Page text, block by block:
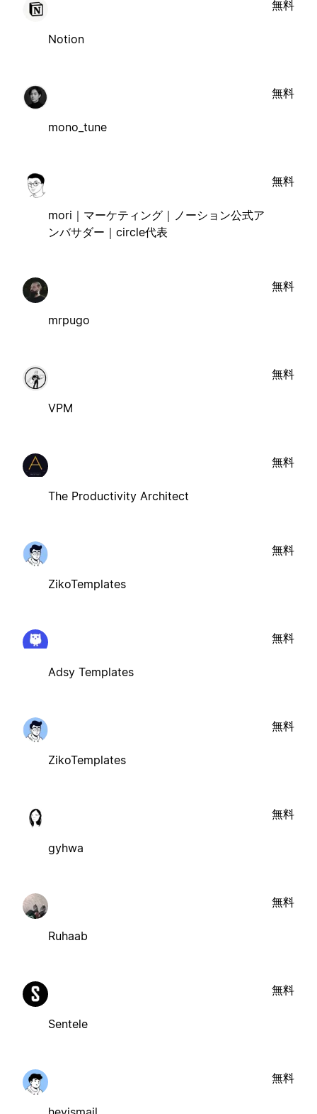
Notion
無料
mono_tune
無料
mori｜マーケティング｜ノーション公式ア
ンバサダー｜circle代表
無料
mrpugo
無料
VPM
無料
The Productivity Architect
無料
ZikoTemplates
無料
Adsy Templates
無料
ZikoTemplates
無料
gyhwa
無料
Ruhaab
無料
Sentele
無料
無料